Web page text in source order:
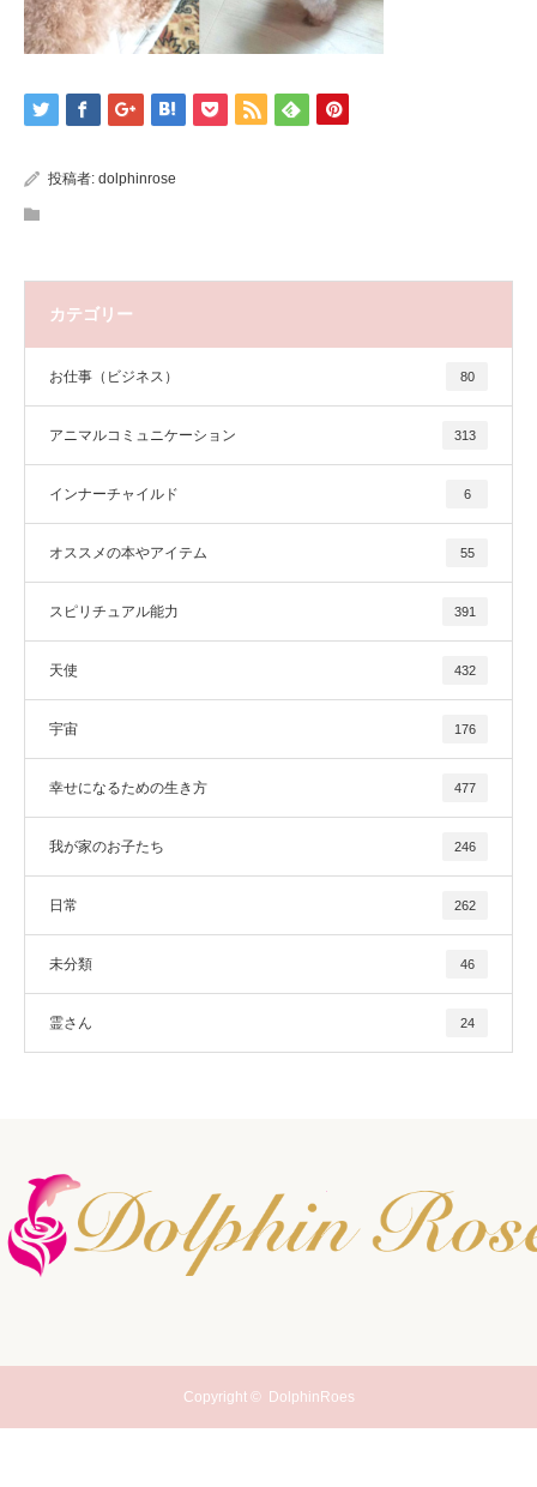
投稿者: dolphinrose
カテゴリー
お仕事（ビジネス） 80
アニマルコミュニケーション 313
インナーチャイルド 6
オススメの本やアイテム 55
スピリチュアル能力 391
天使 432
宇宙 176
幸せになるための生き方 477
我が家のお子たち 246
日常 262
未分類 46
霊さん 24
Copyright © DolphinRoes